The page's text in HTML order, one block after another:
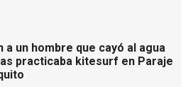
a un hombre que cayó al agua
practicaba kitesurf en Paraje